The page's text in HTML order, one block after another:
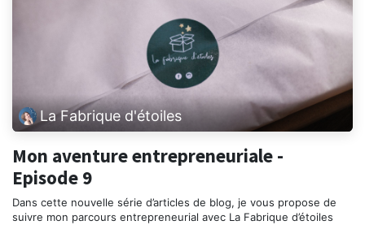
La Fabrique d'étoiles
Mon aventure entrepreneuriale -
Episode 9
Dans cette nouvelle série d’articles de blog, je vous propose de
suivre mon parcours entrepreneurial avec La Fabrique d’étoiles